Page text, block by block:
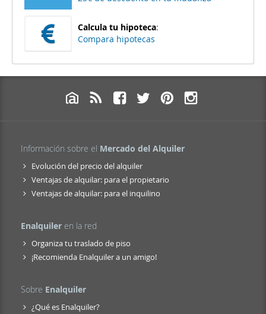
Calcula tu hipoteca:
Compara hipotecas
Información sobre el Mercado del Alquiler
Evolución del precio del alquiler
Ventajas de alquilar: para el propietario
Ventajas de alquilar: para el inquilino
Enalquiler en la red
Organiza tu traslado de piso
¡Recomienda Enalquiler a un amigo!
Sobre Enalquiler
¿Qué es Enalquiler?